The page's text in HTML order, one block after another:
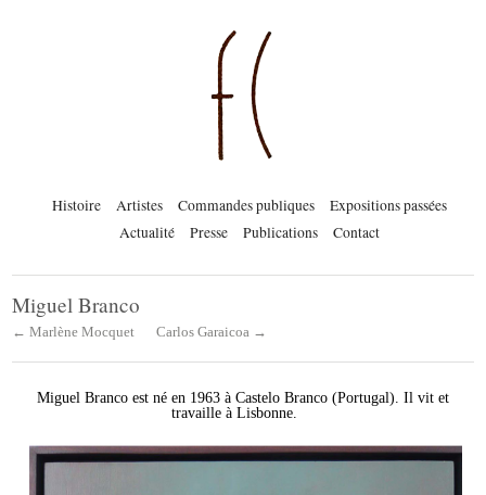
Histoire Artistes Commandes publiques
Expositions passées
Actualité
Presse Publications Contact
Miguel Branco
← Marlène Mocquet Carlos Garaicoa →
Miguel Branco est né en 1963 à Castelo Branco (Portugal). Il vit et
travaille à Lisbonne.